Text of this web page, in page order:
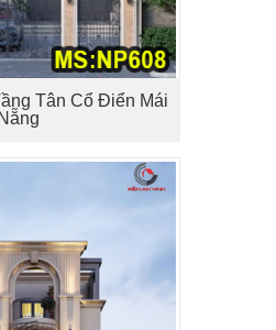
Tân Cổ Điển Mái